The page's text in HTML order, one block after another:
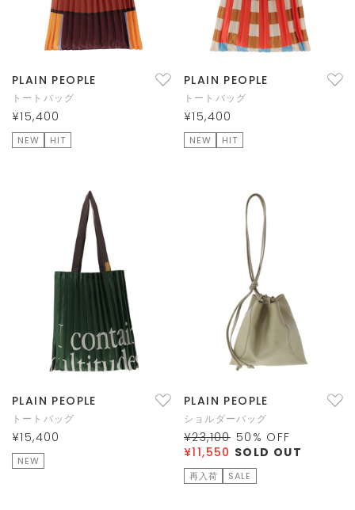
PLAIN PEOPLE
トートバッグ
¥15,400
NEW HIT
PLAIN PEOPLE
トートバッグ
¥15,400
NEW HIT
PLAIN PEOPLE
トートバッグ
¥15,400
NEW
PLAIN PEOPLE
ショルダーバッグ
¥23,100 50 % OFF
¥11,550 SOLD OUT
再入荷 SALE